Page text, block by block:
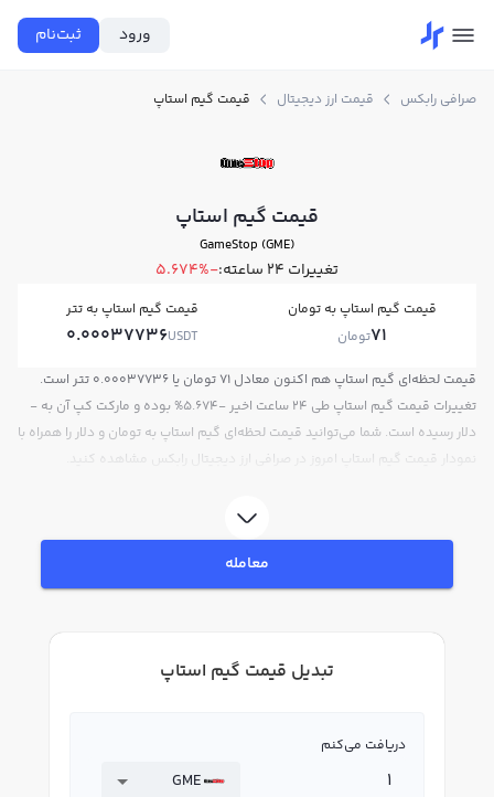
ورود ثبت‌نام
صرافی رابکس قیمت ارز دیجیتال قیمت گیم استاپ
قیمت گیم استاپ
GameStop (GME)
تغییرات ۲۴ ساعته: -5.674%
قیمت گیم استاپ به تومان
71تومان
قیمت گیم استاپ به تتر
0.00037736USDT
قیمت لحظه‌ای گیم استاپ هم اکنون معادل 71 تومان یا 0.00037736 تتر است.
تغییرات قیمت گیم استاپ طی 24 ساعت اخیر -5.674% بوده و مارکت کپ آن به -
دلار رسیده است. شما می‌توانید قیمت لحظه‌ای گیم استاپ به تومان و دلار را همراه با
نمودار قیمت گیم استاپ امروز در صرافی ارز دیجیتال رابکس مشاهده کنید.
معامله
تبدیل قیمت گیم استاپ
دریافت می‌کنم
GME